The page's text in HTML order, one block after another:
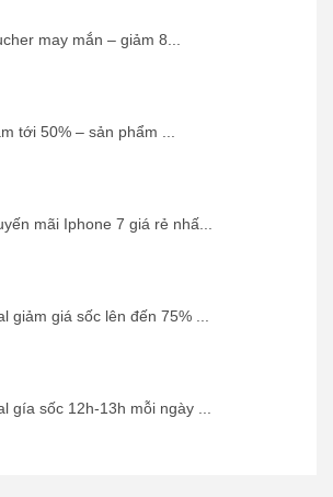
may mắn – giảm 8...
tới 50% – sản phẩm ...
mãi Iphone 7 giá rẻ nhấ...
giảm giá sốc lên đến 75% ...
gía sốc 12h-13h mỗi ngày ...